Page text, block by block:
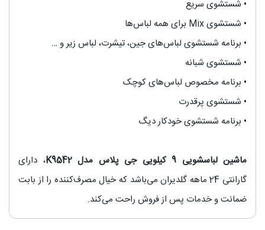
• شستشوی سریع
• شستشوی Mix برای همه لباس‌ها
• برنامه شستشوی لباس‌های جین، تیشرت، لباس زیر و …
• شستشوی شبانه
• برنامه مخصوص لباس‌های کوچک
• شستشوی پرقدرت
• برنامه شستشوی خودکار دیگ
ماشین لباسشویی 9 کیلویی جی پلاس مدل K9542
، دارای
گارانتی 24 ماهه گلدیران می‌باشد که خیال مصرف‌کننده را از بابت
ضمانت و خدمات پس از فروش راحت می‌کند.